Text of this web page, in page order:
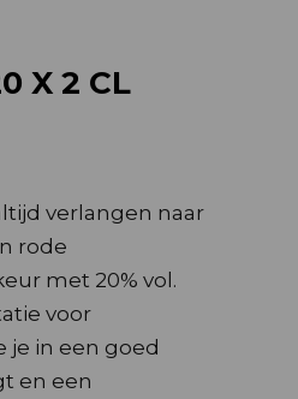
X 2 CL
verlangen naar
rode
met 20% vol.
voor
je in een goed
en een